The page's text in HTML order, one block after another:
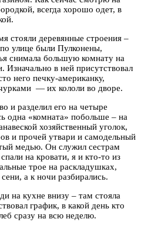
всегда хорошо одет, в
стояли деревянные строения –
улице были Пулконены,
снимала большую комнату на
в ней присутствовал
него печку-американку,
— их кололи во дворе.
и разделил его на четыре
одна «комната» побольше – на
хозяйственный уголок,
и прочей утвари и самодельный
медью. Он служил сестрам
на кровати, я и кто-то из
трое на раскладушках,
а к ночи разбирались.
на кухне внизу – там стояла
график, в какой день кто
сразу на всю неделю.